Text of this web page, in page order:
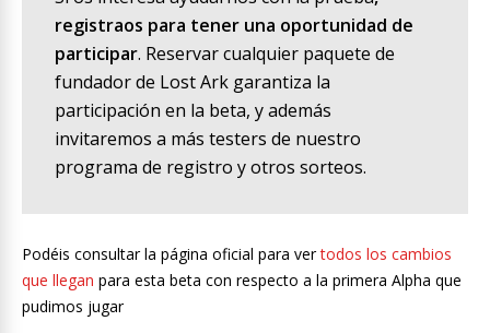
registraos para tener una oportunidad de
participar. Reservar cualquier paquete de
fundador de Lost Ark garantiza la
participación en la beta, y además
invitaremos a más testers de nuestro
programa de registro y otros sorteos.
Podéis consultar la página oficial para vertodos los cambios
que llegan para esta beta con respecto a la primera Alpha que
pudimos jugar